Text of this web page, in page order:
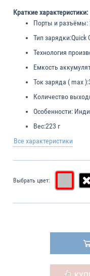
Краткие характеристики:
Порты и разъёмы:
Тип зарядки:Quick
Технология
Емкость
Ток заряда ( max ):
Количество
Особенности:
Вес:223 г
Все характеристики
Выбрать цвет: